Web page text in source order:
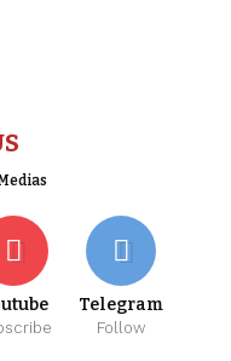
Telegram
Follow